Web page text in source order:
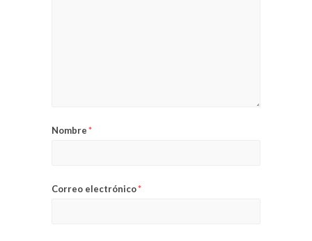
Nombre*
Correo electrónico*